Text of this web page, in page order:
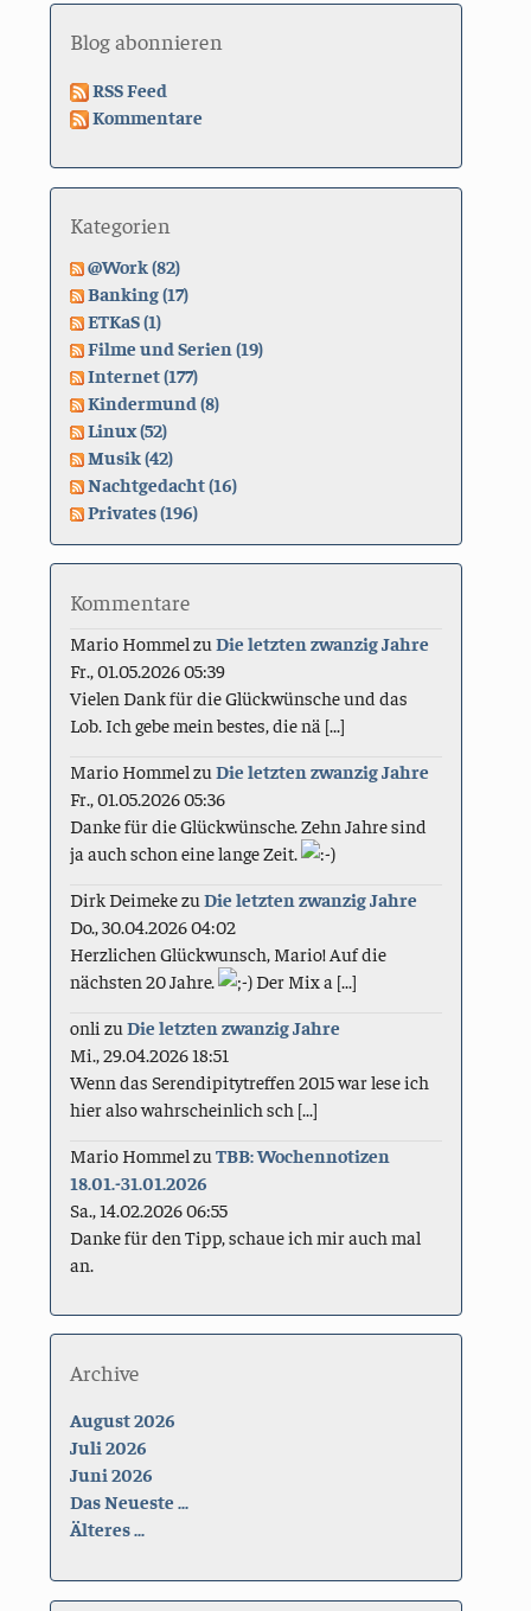
Blog abonnieren
RSS Feed
Kommentare
Kategorien
@Work (82)
Banking (17)
ETKaS (1)
Filme und Serien (19)
Internet (177)
Kindermund (8)
Linux (52)
Musik (42)
Nachtgedacht (16)
Privates (196)
Kommentare
Mario Hommel zuDie letzten zwanzig Jahre
Fr., 01.05.2026 05:39
Vielen Dank für die Glückwünsche und das
Lob. Ich gebe mein bestes, die nä [...]
Mario Hommel zuDie letzten zwanzig Jahre
Fr., 01.05.2026 05:36
Danke für die Glückwünsche. Zehn Jahre sind
ja auch schon eine lange Zeit.
Dirk DeimekezuDie letzten zwanzig Jahre
Do., 30.04.2026 04:02
Herzlichen Glückwunsch, Mario! Auf die
nächsten 20 Jahre.
Der Mix a [...]
onli zuDie letzten zwanzig Jahre
Mi., 29.04.2026 18:51
Wenn das Serendipitytreffen 2015 war lese ich
hier also wahrscheinlich sch [...]
Mario Hommel zuTBB: Wochennotizen
18.01.-31.01.2026
Sa., 14.02.2026 06:55
Danke für den Tipp, schaue ich mir auch mal
an.
Archive
August 2026
Juli 2026
Juni 2026
Das Neueste ...
Älteres ...